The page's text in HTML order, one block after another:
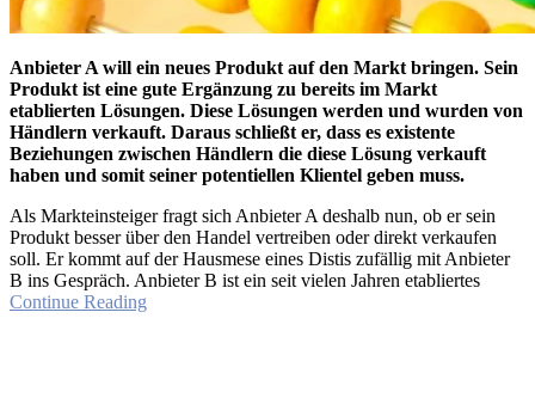
Anbieter A will ein neues Produkt auf den Markt bringen. Sein
Produkt ist eine gute Ergänzung zu bereits im Markt
etablierten Lösungen. Diese Lösungen werden und wurden von
Händlern verkauft. Daraus schließt er, dass es existente
Beziehungen zwischen Händlern die diese Lösung verkauft
haben und somit seiner potentiellen Klientel geben muss.
Als Markteinsteiger fragt sich Anbieter A deshalb nun, ob er sein
Produkt besser über den Handel vertreiben oder direkt verkaufen
soll. Er kommt auf der Hausmese eines Distis zufällig mit Anbieter
B ins Gespräch. Anbieter B ist ein seit vielen Jahren etabliertes
Continue Reading